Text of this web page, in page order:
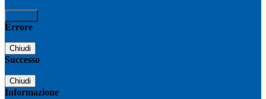
Errore
Chiudi
Successo
Chiudi
Informazione